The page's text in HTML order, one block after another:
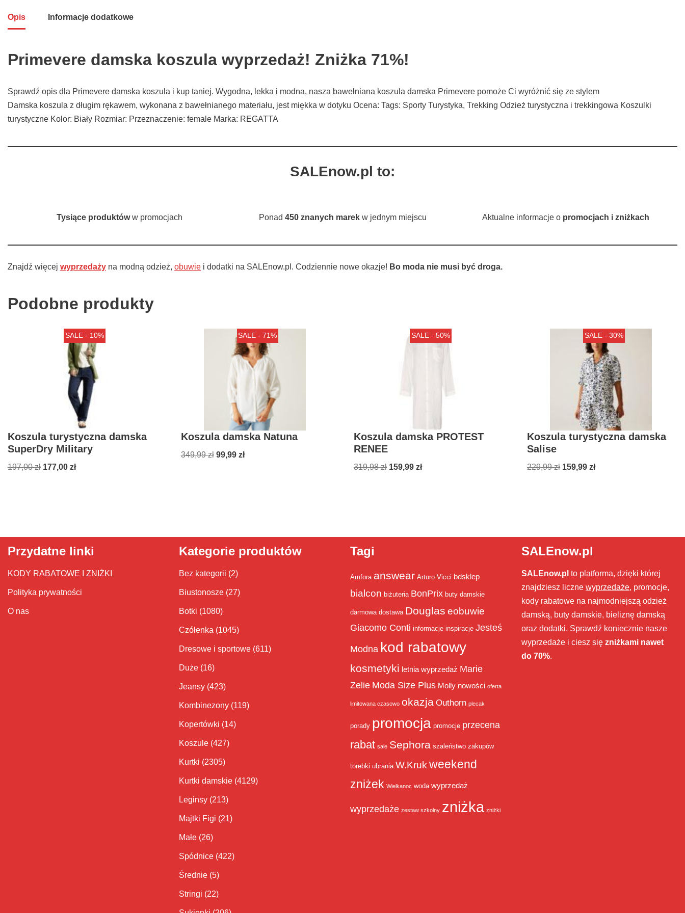
Opis Informacje dodatkowe
Primevere damska koszula wyprzedaż! Zniżka 71%!
Sprawdź opis dla Primevere damska koszula i kup taniej. Wygodna, lekka i modna, nasza bawełniana koszula damska Primevere pomoże Ci wyróżnić się ze stylem
Damska koszula z długim rękawem, wykonana z bawełnianego materiału, jest miękka w dotyku Ocena: Tags: Sporty Turystyka, Trekking Odzież turystyczna i trekkingowa Koszulki
turystyczne Kolor: Biały Rozmiar: Przeznaczenie: female Marka: REGATTA
SALEnow.pl to:
Tysiące produktóww promocjach Ponad 450 znanych marekw jednym miejscu Aktualne informacje o promocjach i zniżkach
Znajdź więcej wyprzedaży na modną odzież, obuwie i dodatki na SALEnow.pl. Codziennie nowe okazje! Bo moda nie musi być droga.
Podobne produkty
SALE - 10%
Koszula turystyczna damska
SuperDry Military
197,00zł 177,00 zł
SALE - 71%
Koszula damska Natuna
349,99zł 99,99 zł
SALE - 50%
Koszula damska PROTEST
RENEE
319,98zł 159,99zł
SALE - 30%
Koszula turystyczna damska
Salise
229,99zł 159,99 zł
Przydatne linki
KODY RABATOWE I ZNIŻKI
Polityka prywatności
O nas
Kategorie produktów
Bez kategorii (2)
Biustonosze (27)
Botki (1080)
Czółenka (1045)
Dresowe i sportowe (611)
Duże (16)
Jeansy (423)
Kombinezony (119)
Kopertówki (14)
Koszule (427)
Kurtki (2305)
Kurtki damskie (4129)
Leginsy (213)
Majtki Figi (21)
Małe (26)
Spódnice (422)
Średnie (5)
Stringi (22)
Tagi
Amfora answear Arturo Vicci bdsklep
bialcon biżuteria BonPrix buty damskie
darmowa dostawa Douglas eobuwie
Giacomo Conti informacje inspiracje Jesteś
Modna kod rabatowy
kosmetyki letnia wyprzedaż Marie
Zelie Moda Size Plus Molly nowości oferta
limitowana czasowo okazja Outhorn plecak
porady promocja promocje przecena
rabat sale Sephora szaleństwo zakupów
torebki ubrania W.Kruk weekend
zniżek Wielkanoc woda wyprzedaż
wyprzedaże zestaw szkolny zniżka zniżki
SALEnow.pl
SALEnow.pl to platforma, dzięki której
znajdziesz liczne wyprzedaże, promocje,
kody rabatowe na najmodniejszą odzież
damską, buty damskie, bieliznę damską
oraz dodatki. Sprawdź koniecznie nasze
wyprzedaże i ciesz się zniżkami nawet
do 70%.